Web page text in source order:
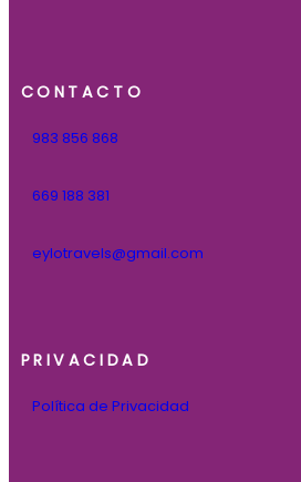
CONTACTO
983 856 868
669 188 381
eylotravels@gmail.com
PRIVACIDAD
Política de Privacidad